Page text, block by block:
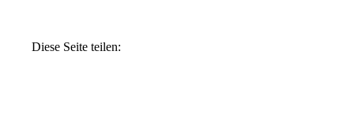
Diese Seite teilen: